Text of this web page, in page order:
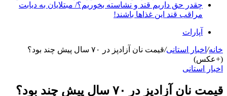
چقدر حق داریم قند و نشاسته بخوریم؟/ مبتلایان به دیابت
مراقب قند این غذاها باشند!
آپارات
خانه/ اخبار استانی/
قیمت نان آزادپز در ۷۰ سال پیش چند بود؟
(+عکس)
اخبار استانی
قیمت نان آزادپز در ۷۰ سال پیش چند بود؟